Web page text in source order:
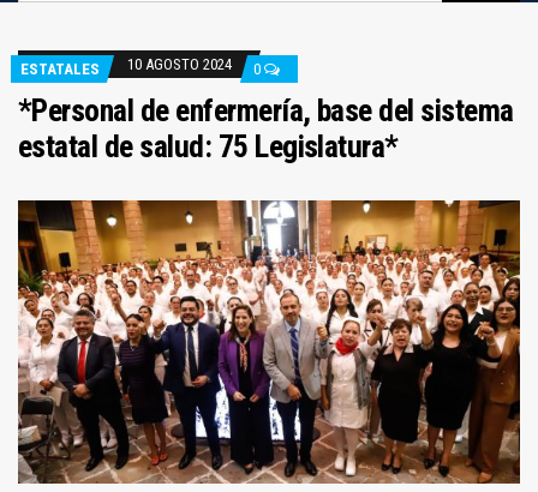
ESTATALES 10 AGOSTO 2024 0
*Personal de enfermería, base del sistema
estatal de salud: 75 Legislatura*